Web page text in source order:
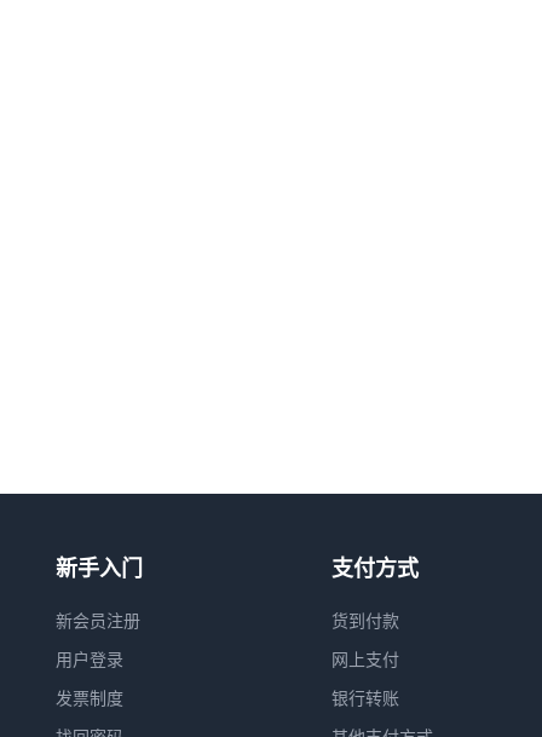
新手入门
新会员注册
用户登录
发票制度
支付方式
货到付款
网上支付
银行转账